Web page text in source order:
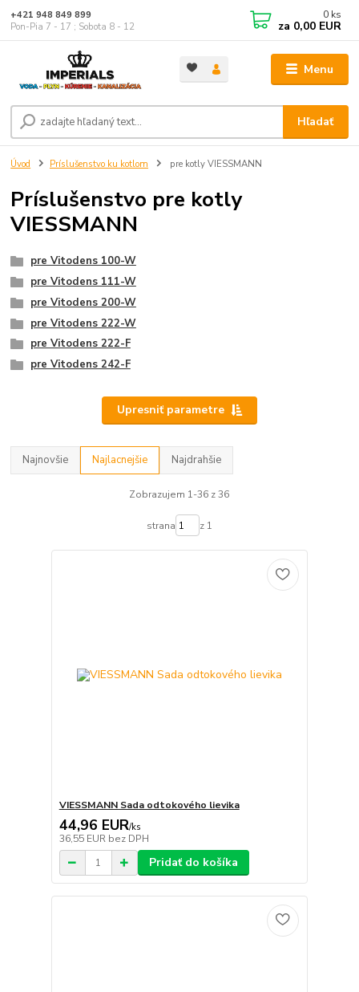
Menu
Hľadať
+421 948 849 899
Pon-Pia 7 - 17 ; Sobota 8 - 12
0 ks
za 0,00 EUR
Úvod Príslušenstvo ku kotlom pre kotly VIESSMANN
Príslušenstvo pre kotly
VIESSMANN
pre Vitodens 100-W
pre Vitodens 111-W
pre Vitodens 200-W
pre Vitodens 222-W
pre Vitodens 222-F
pre Vitodens 242-F
Upresniť parametre
Najnovšie Najlacnejšie Najdrahšie
Zobrazujem 1-36 z 36
strana z 1
VIESSMANN Sada odtokového lievika
44,96 EUR/ks
36,55 EUR bez DPH
Pridať do košíka